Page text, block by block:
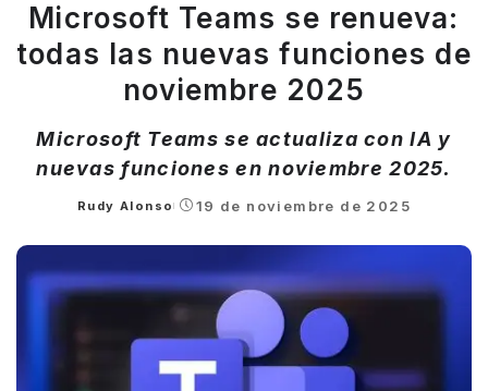
Microsoft Teams se renueva:
todas las nuevas funciones de
noviembre 2025
Microsoft Teams se actualiza con IA y
nuevas funciones en noviembre 2025.
Posted
Rudy Alonso 19 de noviembre de 2025